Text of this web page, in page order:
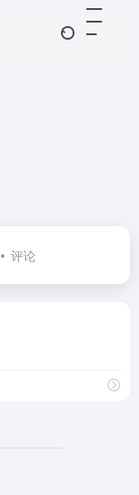
评论